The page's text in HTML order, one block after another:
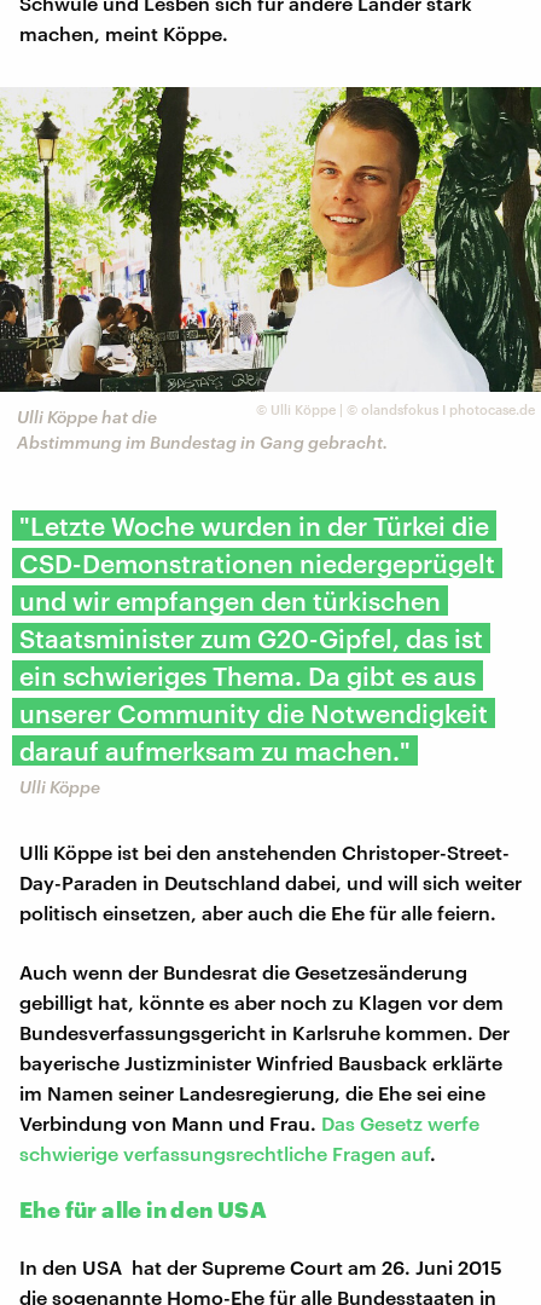
machen, meint Köppe.
© Ulli Köppe | © olandsfokus I photocase.de
Ulli Köppe hat die
Abstimmung im Bundestag in Gang gebracht.
"Letzte Woche wurden in der Türkei die
CSD-Demonstrationen niedergeprügelt
und wir empfangen den türkischen
Staatsminister zum G20-Gipfel, das ist
ein schwieriges Thema. Da gibt es aus
unserer Community die Notwendigkeit
darauf aufmerksam zu machen."
Ulli Köppe
Ulli Köppe ist bei den anstehenden Christoper-Street-
Day-Paraden in Deutschland dabei, und will sich weiter
politisch einsetzen, aber auch die Ehe für alle feiern.
Auch wenn der Bundesrat die Gesetzesänderung
gebilligt hat, könnte es aber noch zu Klagen vor dem
Bundesverfassungsgericht in Karlsruhe kommen. Der
bayerische Justizminister Winfried Bausback erklärte
im Namen seiner Landesregierung, die Ehe sei eine
Verbindung von Mann und Frau. Das Gesetz werfe
schwierige verfassungsrechtliche Fragen auf.
Ehe für alle in den USA
In den USA hat der Supreme Court am 26. Juni 2015
die sogenannte Homo-Ehe für alle Bundesstaaten in